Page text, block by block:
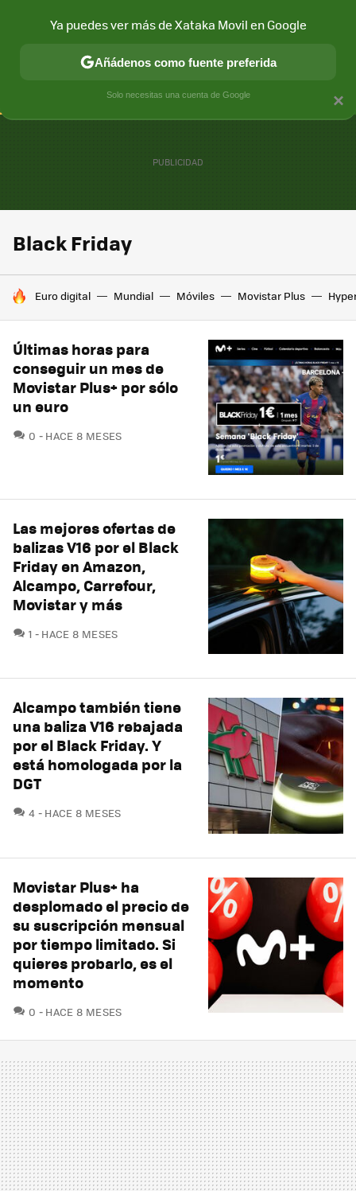
CONECTIVIDAD MÓVIL Y SOCIEDAD APLICACIONES
Black Friday
HOY SE HABLA DE
Euro digital Mundial Móviles Movistar Plus
Últimas horas para
conseguir un mes de
Movistar Plus+ por sólo
un euro
0 COMENTARIOS
HACE 8 MESES
Las mejores ofertas de
balizas V16 por el Black
Friday en Amazon,
Alcampo, Carrefour,
Movistar y más
1 COMENTARIOS
HACE 8 MESES
Alcampo también tiene
una baliza V16 rebajada
por el Black Friday. Y
está homologada por la
DGT
4 COMENTARIOS
HACE 8 MESES
Movistar Plus+ ha
desplomado el precio de
su suscripción mensual
por tiempo limitado. Si
quieres probarlo, es el
momento
0 COMENTARIOS
HACE 8 MESES
×
Ya puedes ver más de Xataka Movil en Google
Añádenos como fuente preferida
Solo necesitas una cuenta de Google